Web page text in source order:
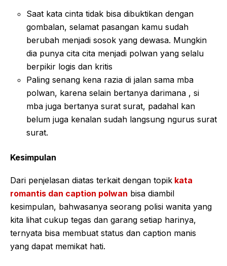
Saat kata cinta tidak bisa dibuktikan dengan
gombalan, selamat pasangan kamu sudah
berubah menjadi sosok yang dewasa. Mungkin
dia punya cita cita menjadi polwan yang selalu
berpikir logis dan kritis
Paling senang kena razia di jalan sama mba
polwan, karena selain bertanya darimana , si
mba juga bertanya surat surat, padahal kan
belum juga kenalan sudah langsung ngurus surat
surat.
Kesimpulan
Dari penjelasan diatas terkait dengan topik kata
romantis dan caption polwan bisa diambil
kesimpulan, bahwasanya seorang polisi wanita yang
kita lihat cukup tegas dan garang setiap harinya,
ternyata bisa membuat status dan caption manis
yang dapat memikat hati.